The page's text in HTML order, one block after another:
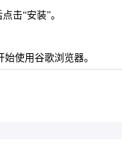
击“安装”。
使用谷歌浏览器。